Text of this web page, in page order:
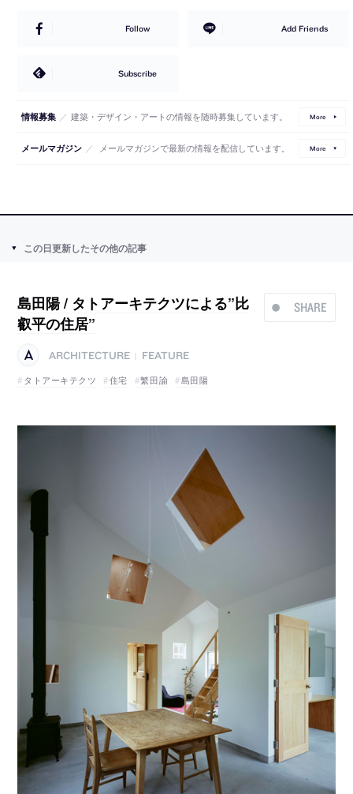
Follow Add Friends
Subscribe
情報募集 ／ 建築・デザイン・アートの情報を随時募集しています。 More
メールマガジン ／ メールマガジンで最新の情報を配信しています。 More
この日更新したその他の記事
SHARE
島田陽 / タトアーキテクツによる”比
叡平の住居”
ARCHITECTURE
FEATURE
タトアーキテクツ
住宅 繁田諭 島田陽